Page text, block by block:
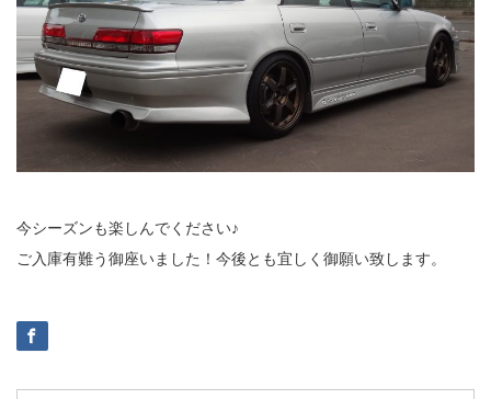
今シーズンも楽しんでください♪
ご入庫有難う御座いました！今後とも宜しく御願い致します。